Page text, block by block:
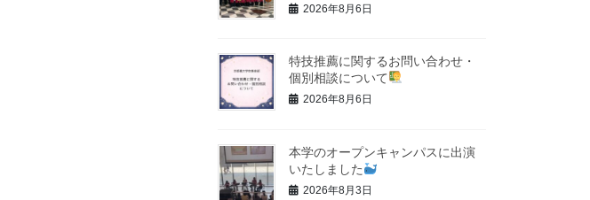
2026年8月6日
特技推薦に関するお問い合わせ・
個別相談について
2026年8月6日
本学のオープンキャンパスに出演
いたしました
2026年8月3日